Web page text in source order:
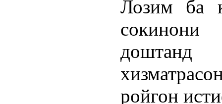
Лозим ба
ройгон